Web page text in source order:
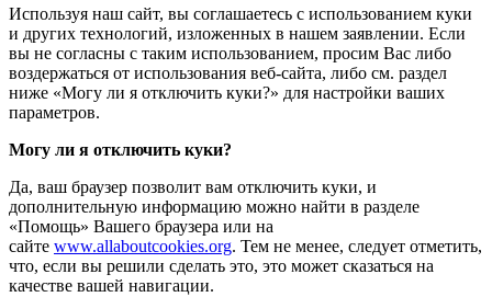
Используя наш сайт, вы соглашаетесь с использованием куки
и других технологий, изложенных в нашем заявлении. Если
вы не согласны с таким использованием, просим Вас либо
воздержаться от использования веб-сайта, либо см. раздел
ниже «Могу ли я отключить куки?» для настройки ваших
параметров.
Могу ли я отключить куки?
Да, ваш браузер позволит вам отключить куки, и
дополнительную информацию можно найти в разделе
«Помощь» Вашего браузера или на
сайте www.allaboutcookies.org. Тем не менее, следует отметить,
что, если вы решили сделать это, это может сказаться на
качестве вашей навигации.